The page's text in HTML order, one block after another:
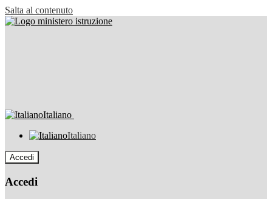
Salta al contenuto
Italiano
Italiano
Accedi
Accedi